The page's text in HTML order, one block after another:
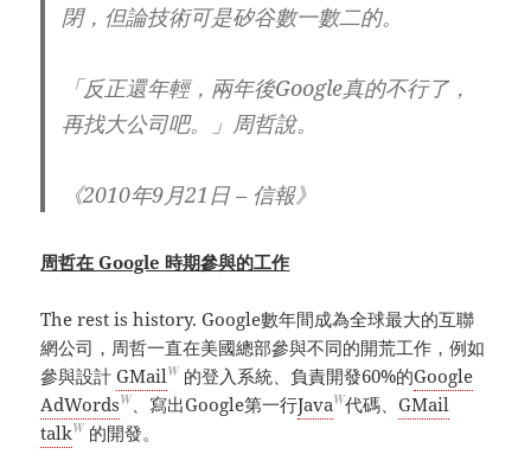
閉，但論技術可是矽谷數一數二的。
「反正還年輕，兩年後Google真的不行了，
再找大公司吧。」周哲說。
《2010年9月21日 – 信報》
周哲在 Google 時期參與的工作
The rest is history. Google數年間成為全球最大的互聯
網公司，周哲一直在美國總部參與不同的開荒工作，例如
參與設計GMailW 的登入系統、負責開發60%的Google
AdWordsW 、寫出Google第一行JavaW代碼、GMail
talkW 的開發。